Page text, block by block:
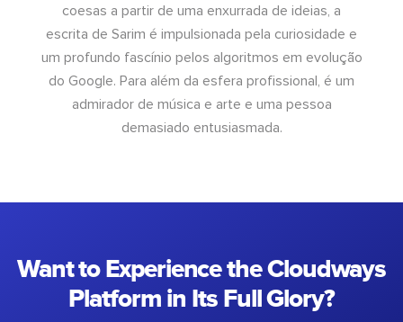
coesas a partir de uma enxurrada de ideias, a
escrita de Sarim é impulsionada pela curiosidade e
um profundo fascínio pelos algoritmos em evolução
do Google. Para além da esfera profissional, é um
admirador de música e arte e uma pessoa
demasiado entusiasmada.
Want to Experience the Cloudways
Platform in Its Full Glory?